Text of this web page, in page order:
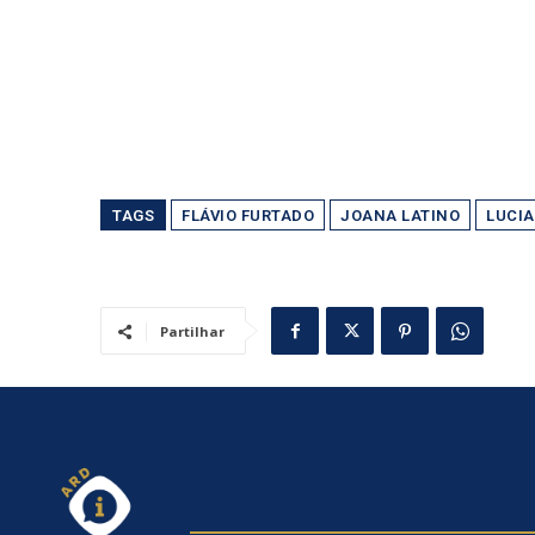
TAGS FLÁVIO FURTADO JOANA LATINO
Partilhar